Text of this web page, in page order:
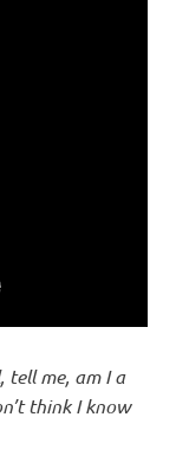
tell me, am I a
think I know